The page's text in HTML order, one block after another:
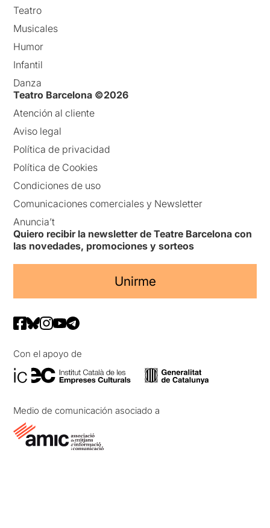
Teatro
Musicales
Humor
Infantil
Danza
Teatro Barcelona ©2026
Atención al cliente
Aviso legal
Política de privacidad
Política de Cookies
Condiciones de uso
Comunicaciones comerciales y Newsletter
Anuncia’t
Quiero recibir la newsletter de Teatre Barcelona con
las novedades, promociones y sorteos
Unirme
Con el apoyo de
Medio de comunicación asociado a